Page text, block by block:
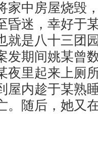
家中房屋烧毁
昏迷，幸好于
就是八十三团
发期间姚某曾
夜里起来上厕
屋内趁于某熟
。随后，她又